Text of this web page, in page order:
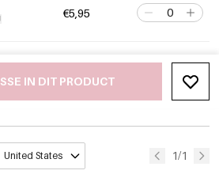
€5,95
IN DIT PRODUCT
United States 1/1